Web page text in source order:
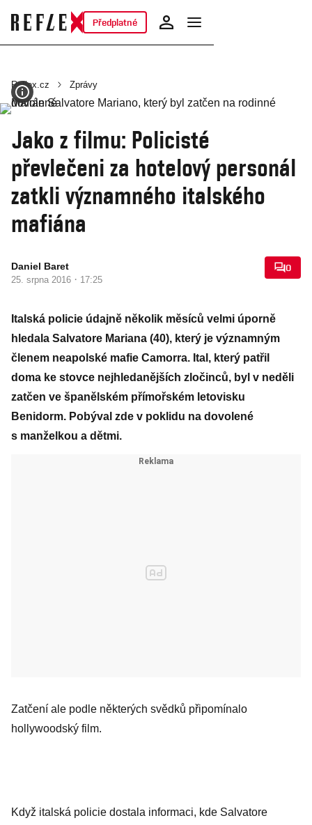
Předplatné
Reflex.cz Zprávy
Jako z filmu: Policisté
převlečeni za hotelový personál
zatkli významného italského
mafiána
Daniel Baret
25. srpna 2016 · 17:25
0
Italská policie údajně několik měsíců velmi úporně
hledala Salvatore Mariana (40), který je významným
členem neapolské mafie Camorra. Ital, který patřil
doma ke stovce nejhledanějších zločinců, byl v neděli
zatčen ve španělském přímořském letovisku
Benidorm. Pobýval zde v poklidu na dovolené
s manželkou a dětmi.
Zatčení ale podle některých svědků připomínalo
hollywoodský film.
Když italská policie dostala informaci, kde Salvatore